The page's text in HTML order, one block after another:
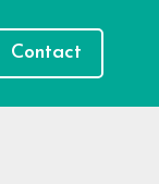
Contact